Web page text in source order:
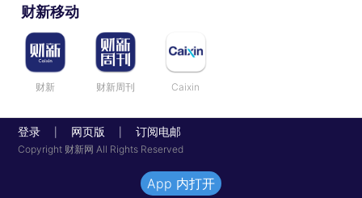
财新移动
财新 财新周刊 Caixin
登录 网页版 订阅电邮
Copyright 财新网 All Rights Reserved
App 内打开